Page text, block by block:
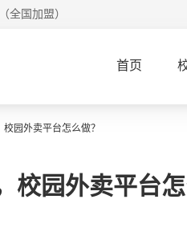
全国加盟）
首页
园外卖平台怎么做？
校园外卖平台怎